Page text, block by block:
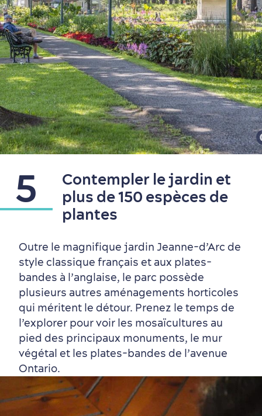
Nature à proximité
Magasinage
5
Contempler le jardin et
plus de 150 espèces de
plantes
Outre le magnifique jardin Jeanne-d’Arc de
style classique français et aux plates-
bandes à l’anglaise, le parc possède
plusieurs autres aménagements horticoles
qui méritent le détour. Prenez le temps de
l’explorer pour voir les mosaïcultures au
pied des principaux monuments, le mur
végétal et les plates-bandes de l’avenue
Ontario.